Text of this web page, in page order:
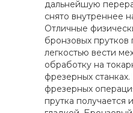
дальнейшую
снято внутреннее
Отличные
бронзовых прутков
легкостью вести
обработку на
фрезерных
фрезерных
прутка получается